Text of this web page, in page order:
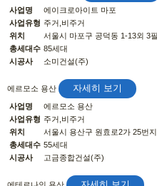
사업명
에이크로아이트 마포
사업유형 주거,비주거
위치
서울시 마포구 공덕동 1-13외 3
총세대수 85세대
시공사
소미건설(주)
에르모소 용산 자세히 보기
사업명
에르모소 용산
사업유형 주거,비주거
위치
서울시 용산구 원효로2가 25번지
총세대수 55세대
시공사
고금종합건설(주)